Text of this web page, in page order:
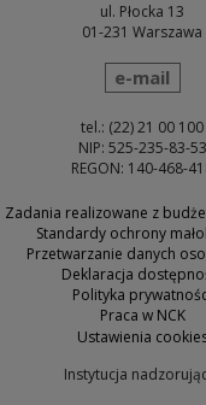
ul. Płocka 13
01-231 Warszawa
wyślij
e-mail
tel.: (22) 21 00 100
NIP: 525-235-83-53
REGON: 140-468-
Zadania realizowane z
Standardy ochrony
Przetwarzanie danych
Deklaracja
Polityka
Praca w NCK
Ustawienia
Instytucja